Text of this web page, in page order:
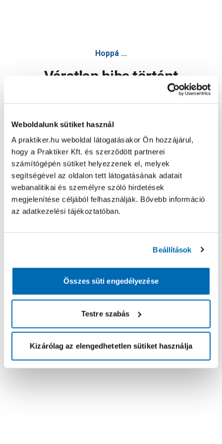
Weboldalunk sütiket használ
A praktiker.hu weboldal látogatásakor Ön hozzájárul,
hogy a Praktiker Kft. és szerződött partnerei
számítógépén sütiket helyezzenek el, melyek
segítségével az oldalon tett látogatásának adatait
webanalitikai és személyre szóló hirdetések
megjelenítése céljából felhasználják. Bővebb információ
az adatkezelési tájékoztatóban.
Beállítások
Összes süti engedélyezése
Testre szabás
Kizárólag az elengedhetetlen sütiket használja
Hoppá ...
Váratlan hiba történt
Oldal újratöltése